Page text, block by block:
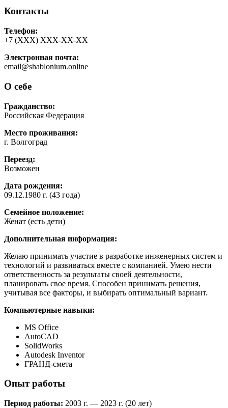
Контакты
Телефон:
+7 (ХХХ) ХХХ-ХХ-ХХ
Электронная почта:
email@shablonium.online
О себе
Гражданство:
Российская Федерация
Место проживания:
г. Волгоград
Переезд:
Возможен
Дата рождения:
09.12.1980 г. (43 года)
Семейное положение:
Женат (есть дети)
Дополнительная информация:
Желаю принимать участие в разработке инженерных систем и
технологий и развиваться вместе с компанией. Умею нести
ответственность за результаты своей деятельности,
планировать свое время. Способен принимать решения,
учитывая все факторы, и выбирать оптимальный вариант.
Компьютерные навыки:
MS Office
AutoCAD
SolidWorks
Autodesk Inventor
ГРАНД-смета
Опыт работы
Период работы: 2003 г. — 2023 г. (20 лет)